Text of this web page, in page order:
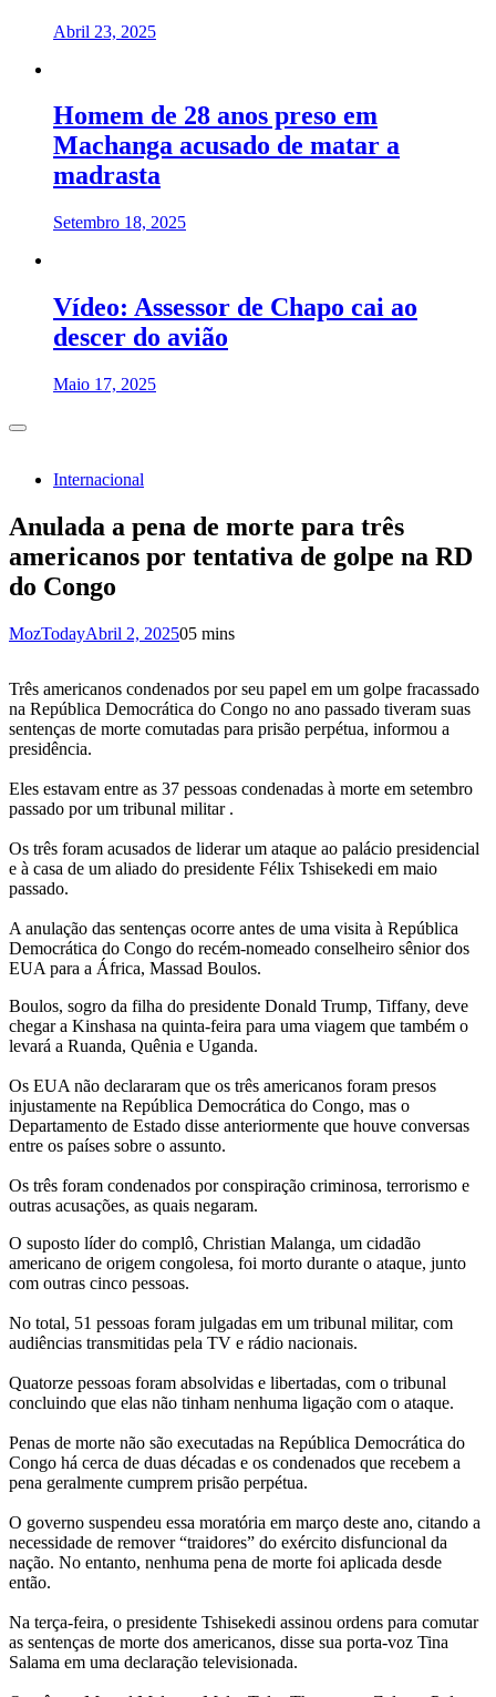
Abril 23, 2025
Homem de 28 anos preso em
Machanga acusado de matar a
madrasta
Setembro 18, 2025
Vídeo: Assessor de Chapo cai ao
descer do avião
Maio 17, 2025
Internacional
Anulada a pena de morte para três
americanos por tentativa de golpe na RD
do Congo
MozTodayAbril 2, 202505 mins
Três americanos condenados por seu papel em um golpe fracassado
na República Democrática do Congo no ano passado tiveram suas
sentenças de morte comutadas para prisão perpétua, informou a
presidência.
Eles estavam entre as 37 pessoas condenadas à morte em setembro
passado por um tribunal militar .
Os três foram acusados de liderar um ataque ao palácio presidencial
e à casa de um aliado do presidente Félix Tshisekedi em maio
passado.
A anulação das sentenças ocorre antes de uma visita à República
Democrática do Congo do recém-nomeado conselheiro sênior dos
EUA para a África, Massad Boulos.
Boulos, sogro da filha do presidente Donald Trump, Tiffany, deve
chegar a Kinshasa na quinta-feira para uma viagem que também o
levará a Ruanda, Quênia e Uganda.
Os EUA não declararam que os três americanos foram presos
injustamente na República Democrática do Congo, mas o
Departamento de Estado disse anteriormente que houve conversas
entre os países sobre o assunto.
Os três foram condenados por conspiração criminosa, terrorismo e
outras acusações, as quais negaram.
O suposto líder do complô, Christian Malanga, um cidadão
americano de origem congolesa, foi morto durante o ataque, junto
com outras cinco pessoas.
No total, 51 pessoas foram julgadas em um tribunal militar, com
audiências transmitidas pela TV e rádio nacionais.
Quatorze pessoas foram absolvidas e libertadas, com o tribunal
concluindo que elas não tinham nenhuma ligação com o ataque.
Penas de morte não são executadas na República Democrática do
Congo há cerca de duas décadas e os condenados que recebem a
pena geralmente cumprem prisão perpétua.
O governo suspendeu essa moratória em março deste ano, citando a
necessidade de remover “traidores” do exército disfuncional da
nação. No entanto, nenhuma pena de morte foi aplicada desde
então.
Na terça-feira, o presidente Tshisekedi assinou ordens para comutar
as sentenças de morte dos americanos, disse sua porta-voz Tina
Salama em uma declaração televisionada.